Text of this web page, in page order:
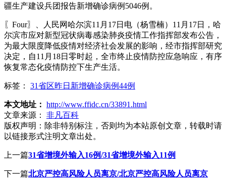
疆生产建设兵团报告新增确诊病例5046例。
〖Four〗、人民网哈尔滨11月17日电（杨雪楠）11月17日，哈
尔滨市应对新型冠状病毒感染肺炎疫情工作指挥部发布公告，
为最大限度降低疫情对经济社会发展的影响，经市指挥部研究
决定，自11月18日零时起，全市终止疫情防控应急响应，有序
恢复常态化疫情防控下生产生活。
标签： 31省区昨日新增确诊病例44例
本文地址： http://www.ffidc.cn/33891.html
文章来源：
非凡百科
版权声明： 除非特别标注，否则均为本站原创文章，转载时请
以链接形式注明文章出处。
上一篇31省增境外输入16例/31省增境外输入11例
下一篇北京严控高风险人员离京/北京严控高风险人员离京